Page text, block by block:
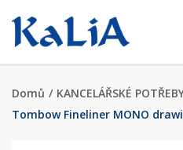
Domů / KANCELÁŘSKÉ
Tombow Fineliner MONO